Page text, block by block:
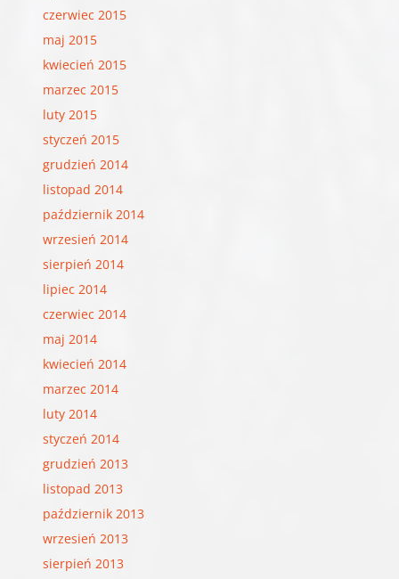
czerwiec 2015
maj 2015
kwiecień 2015
marzec 2015
luty 2015
styczeń 2015
grudzień 2014
listopad 2014
październik 2014
wrzesień 2014
sierpień 2014
lipiec 2014
czerwiec 2014
maj 2014
kwiecień 2014
marzec 2014
luty 2014
styczeń 2014
grudzień 2013
listopad 2013
październik 2013
wrzesień 2013
sierpień 2013